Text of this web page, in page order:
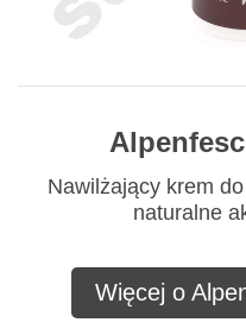
Nawilżający krem
naturalne
Więcej o